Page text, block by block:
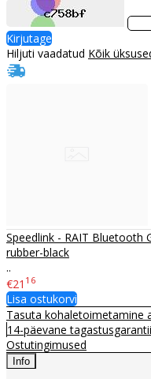
Kirjutage
Hiljuti vaadatud Kõik
Speedlink - RAIT Bluetooth
rubber-black
..
€21 16
Lisa ostukorvi
Tasuta kohaletoimetamine
14-päevane tagastusgarantii
Ostutingimused
Info